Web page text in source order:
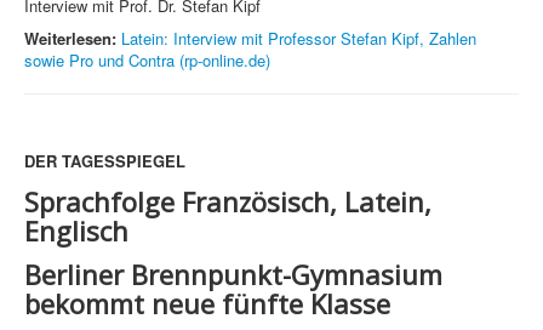
Interview mit Prof. Dr. Stefan Kipf
Weiterlesen: Latein: Interview mit Professor Stefan Kipf, Zahlen
sowie Pro und Contra (rp-online.de)
DER TAGESSPIEGEL
Sprachfolge Französisch, Latein,
Englisch
Berliner Brennpunkt-Gymnasium
bekommt neue fünfte Klasse